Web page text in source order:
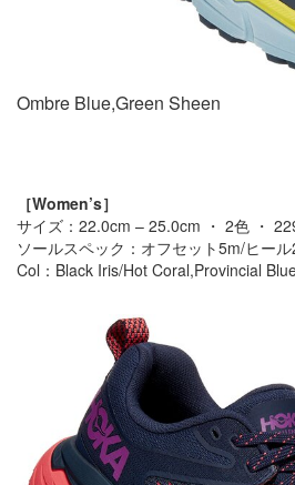
Ombre Blue,Green Sheen
［Women’s］
サイズ：22.0cm – 25.0cm ・ 2色 ・
ソールスペック：オフセット5m/ヒー
Col：Black Iris/Hot Coral,Provincial